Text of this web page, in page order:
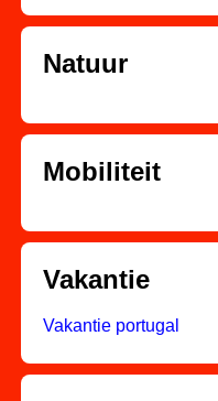
Natuur
Mobiliteit
Vakantie
Vakantie portugal